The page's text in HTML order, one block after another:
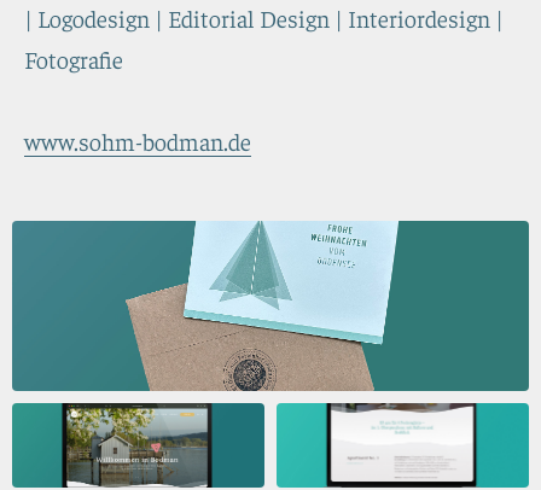
| Logodesign | Editorial Design | Interiordesign |
Fotografie
www.sohm-bodman.de